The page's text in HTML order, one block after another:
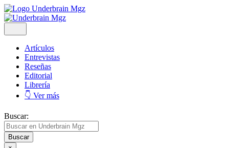
Artículos
Entrevistas
Reseñas
Editorial
Librería
👇 Ver más
Buscar: